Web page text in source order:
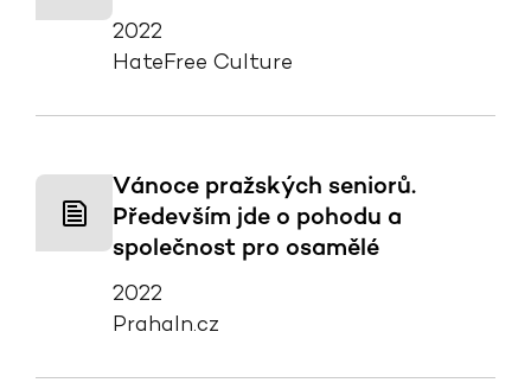
2022
HateFree Culture
Vánoce pražských seniorů.
Především jde o pohodu a
společnost pro osamělé
2022
PrahaIn.cz